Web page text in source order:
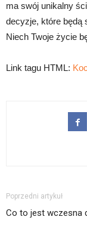
ma swój unikalny
decyzje, które będą
Niech Twoje życie
Link tagu HTML:
Poprzedni artykuł
Co to jest wczesna